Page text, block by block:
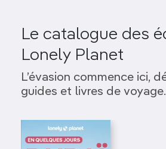
Le catalogue des
Lonely Planet
L’évasion commence ici,
guides et livres de voyage.